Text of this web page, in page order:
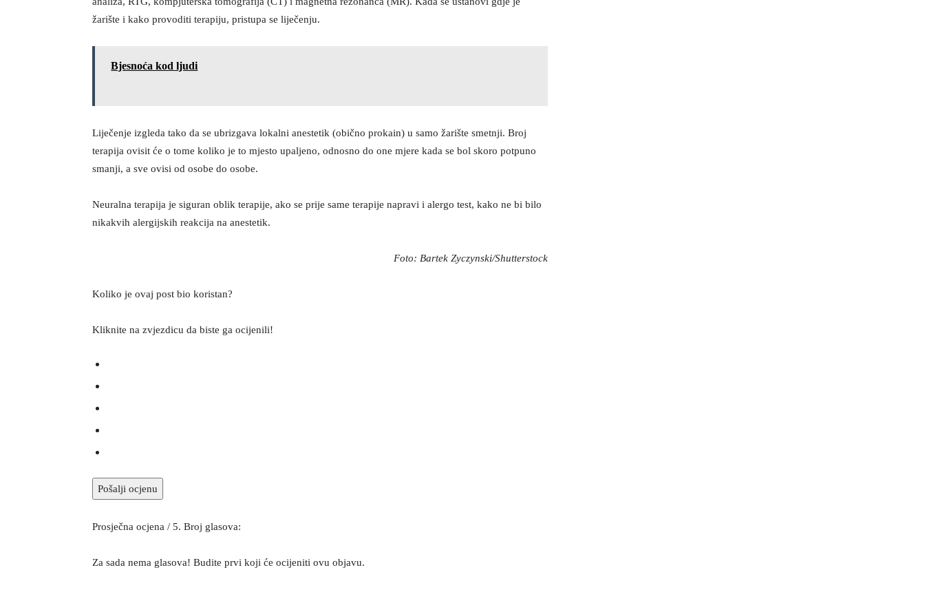
žarište i kako provoditi terapiju, pristupa se liječenju.
Bjesnoća kod ljudi
Liječenje izgleda tako da se ubrizgava lokalni anestetik (obično prokain) u samo žarište smetnji. Broj
terapija ovisit će o tome koliko je to mjesto upaljeno, odnosno do one mjere kada se bol skoro potpuno
smanji, a sve ovisi od osobe do osobe.
Neuralna terapija je siguran oblik terapije, ako se prije same terapije napravi i alergo test, kako ne bi bilo
nikakvih alergijskih reakcija na anestetik.
Foto: Bartek Zyczynski/Shutterstock
Koliko je ovaj post bio koristan?
Kliknite na zvjezdicu da biste ga ocijenili!
Pošalji ocjenu
Prosječna ocjena/ 5. Broj glasova:
Za sada nema glasova! Budite prvi koji će ocijeniti ovu objavu.